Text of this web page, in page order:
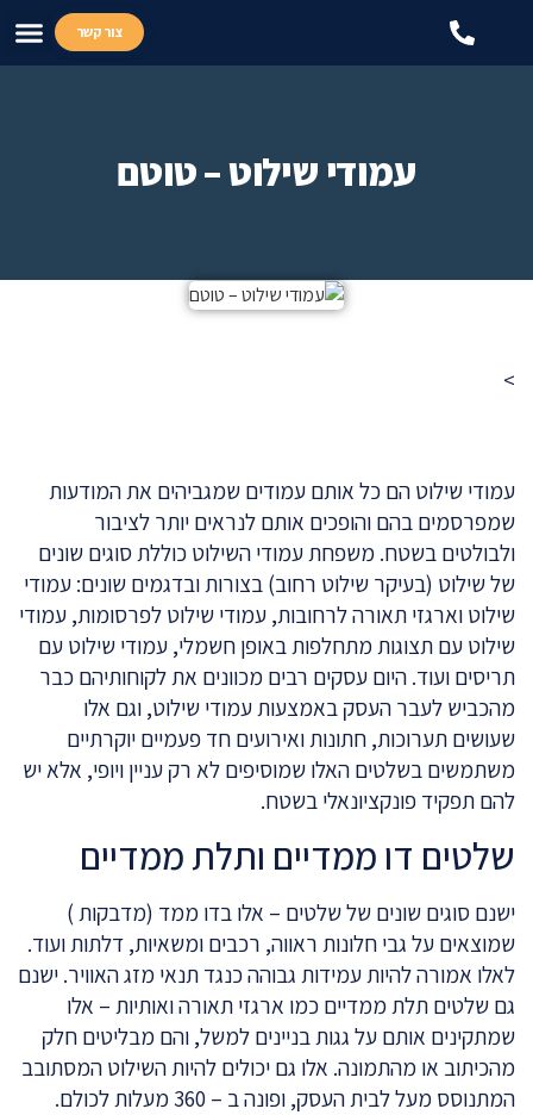
צור קשר
עמודי שילוט – טוטם
>
עמודי שילוט הם כל אותם עמודים שמגביהים את המודעות
שמפרסמים בהם והופכים אותם לנראים יותר לציבור
ולבולטים בשטח. משפחת עמודי השילוט כוללת סוגים שונים
של שילוט (בעיקר שילוט רחוב) בצורות ובדגמים שונים: עמודי
שילוט וארגזי תאורה לרחובות, עמודי שילוט לפרסומות, עמודי
שילוט עם תצוגות מתחלפות באופן חשמלי, עמודי שילוט עם
תריסים ועוד. היום עסקים רבים מכוונים את לקוחותיהם כבר
מהכביש לעבר העסק באמצעות עמודי שילוט, וגם אלו
שעושים תערוכות, חתונות ואירועים חד פעמיים יוקרתיים
משתמשים בשלטים האלו שמוסיפים לא רק עניין ויופי, אלא יש
להם תפקיד פונקציונאלי בשטח.
שלטים דו ממדיים ותלת ממדיים
ישנם סוגים שונים של שלטים – אלו בדו ממד (מדבקות )
שמוצאים על גבי חלונות ראווה, רכבים ומשאיות, דלתות ועוד.
לאלו אמורה להיות עמידות גבוהה כנגד תנאי מזג האוויר. ישנם
גם שלטים תלת ממדיים כמו ארגזי תאורה ואותיות – אלו
שמתקינים אותם על גגות בניינים למשל, והם מבליטים חלק
מהכיתוב או מהתמונה. אלו גם יכולים להיות השילוט המסתובב
המתנוסס מעל לבית העסק, ופונה ב – 360 מעלות לכולם.